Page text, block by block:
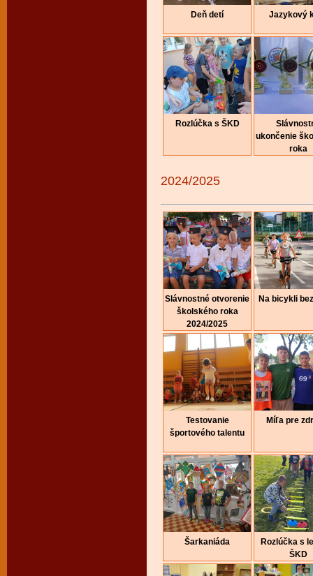
Deň detí Jazykový
Rozlúčka s ŠKD
ukončenie
roka
2024/2025
Slávnostné otvorenie
školského roka
2024/2025
Na bicykli
Testovanie
športového talentu
Míľa pre
Šarkaniáda
Rozlúčka s
ŠKD